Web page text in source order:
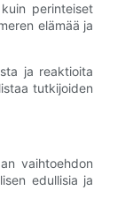
perinteiset
elämää ja
ja reaktioita
tutkijoiden
vaihtoehdon
edullisia ja